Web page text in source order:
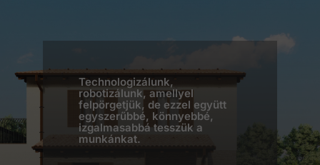
Technologizálunk,
robotizálunk, amellyel
felpörgetjük, de ezzel együtt
egyszerűbbé, könnyebbé,
izgalmasabbá tesszük a
munkánkat.